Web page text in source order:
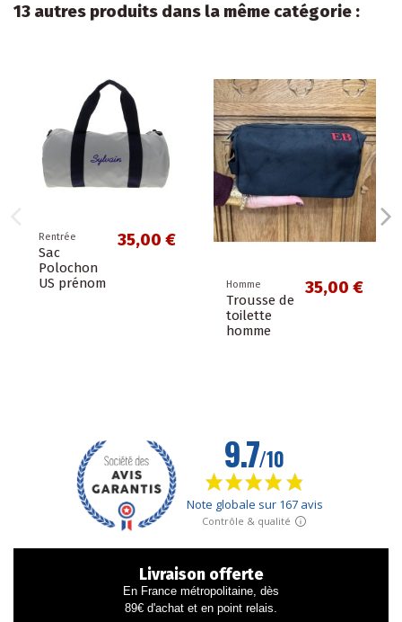
13 autres produits dans la même catégorie :
Rentrée
Sac
Polochon
US prénom
35,00 €
Homme
Trousse de
toilette
homme
35,00 €
Livraison offerte
En France métropolitaine, dès
89€ d'achat et en point relais.